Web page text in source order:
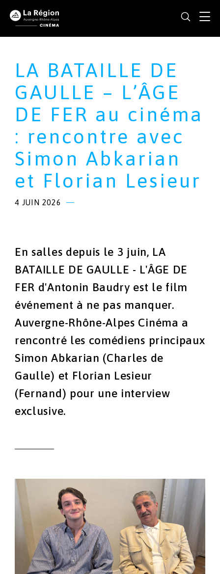
LA BATAILLE DE
GAULLE – L’ÂGE
DE FER au cinéma
: rencontre avec
Simon Abkarian
et Florian Lesieur
4 JUIN 2026
En salles depuis le 3 juin, LA
BATAILLE DE GAULLE - L'ÂGE DE
FER d'Antonin Baudry est le film
événement à ne pas manquer.
Auvergne-Rhône-Alpes Cinéma a
rencontré les comédiens principaux
Simon Abkarian (Charles de
Gaulle) et Florian Lesieur
(Fernand) pour une interview
exclusive.